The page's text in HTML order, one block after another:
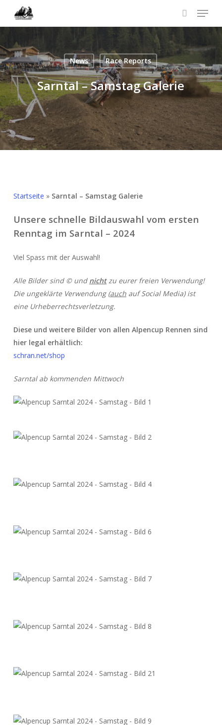
content
Menu
News Race Reports
Sarntal – Samstag Galerie
Startseite » Sarntal – Samstag Galerie
Unsere schnelle Bildauswahl vom ersten
Renntag im Sarntal – 2024
Viel Spass mit der Auswahl!
Alle Bilder sind © und nichtzu eurer freien Verwendung!
Die ungeklärte Verwendung (auchauf Social Media) ist
eine Urheberrechtsverletzung.
Diese und weitere Bilder von allen Alpencup Rennen sind
hier legal erhältlich:
schran.net/shop
Sarntal ab kommenden Mittwoch